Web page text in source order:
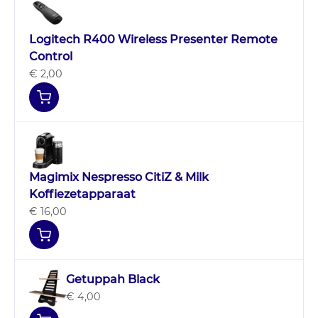
Logitech R400 Wireless Presenter Remote
Control
€ 2,00
Magimix Nespresso CitiZ & Milk
Koffiezetapparaat
€ 16,00
Getuppah Black
€ 4,00